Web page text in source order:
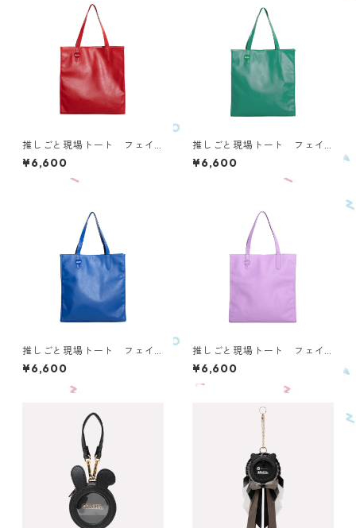
推しごと現場トート フェイ
クレザー／RED OTS-P-RD2
¥6,600
推しごと現場トート フェイ
クレザー／GREEN OTS-P-G
R2
¥6,600
推しごと現場トート フェイ
クレザー／BLUE OTS-P-BL2
¥6,600
推しごと現場トート フェイ
クレザー／PURPLE OTS-P-P
U2
¥6,600